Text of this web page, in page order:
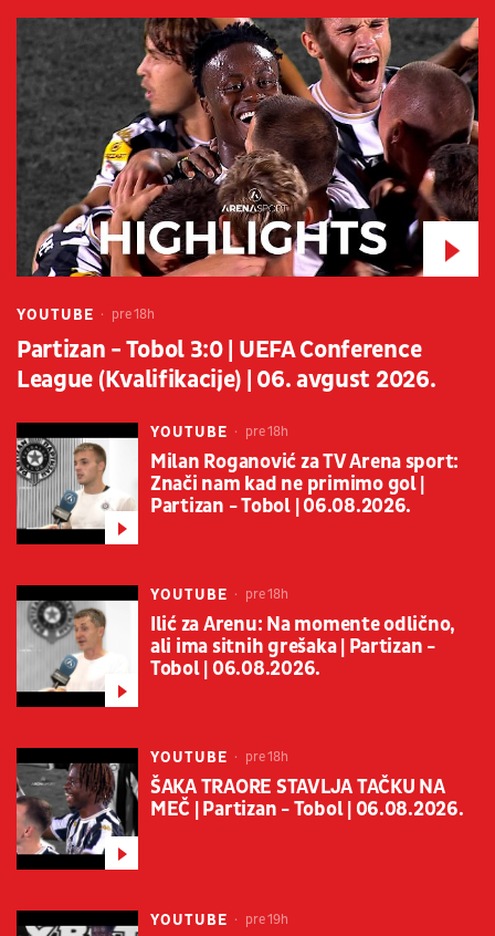
YOUTUBE pre 18h
Partizan - Tobol 3:0 | UEFA Conference
League (Kvalifikacije) | 06. avgust 2026.
YOUTUBE pre 18h
Milan Roganović za TV Arena sport:
Znači nam kad ne primimo gol |
Partizan - Tobol | 06.08.2026.
YOUTUBE pre 18h
Ilić za Arenu: Na momente odlično,
ali ima sitnih grešaka | Partizan -
Tobol | 06.08.2026.
YOUTUBE pre 18h
ŠAKA TRAORE STAVLJA TAČKU NA
MEČ | Partizan - Tobol | 06.08.2026.
YOUTUBE pre 19h